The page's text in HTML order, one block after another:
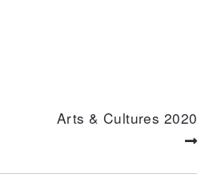
Arts & Cultures 2020